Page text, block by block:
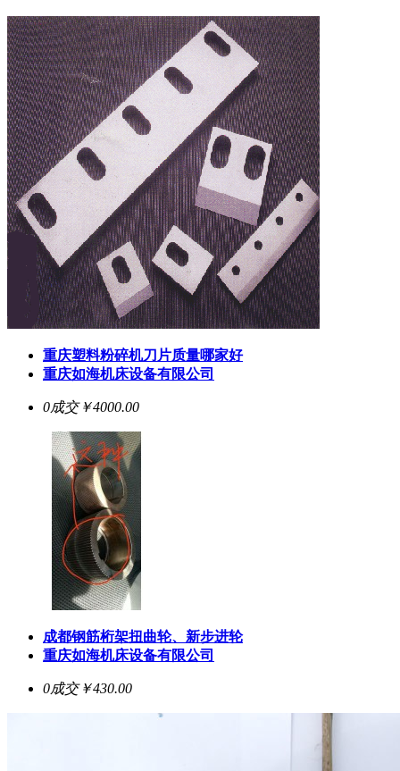
重庆塑料粉碎机刀片质量哪家好
重庆如海机床设备有限公司
0成交￥4000.00
成都钢筋桁架扭曲轮、新步进轮
重庆如海机床设备有限公司
0成交￥430.00